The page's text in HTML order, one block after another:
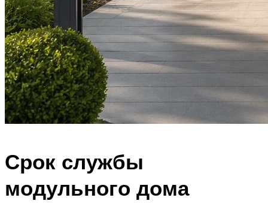
Срок службы
модульного дома